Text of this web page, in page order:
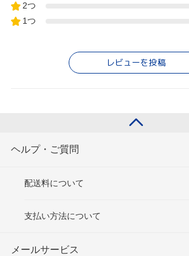
2つ
1つ
レビューを投稿
ヘルプ・ご質問
配送料について
支払い方法について
メールサービス